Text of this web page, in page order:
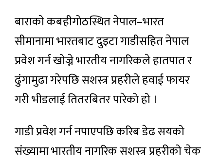
बाराको कबहीगोठस्थित नेपाल–भारत
सीमानामा भारतबाट दुइटा गाडीसहित नेपाल
प्रवेश गर्न खोज्ने भारतीय नागरिकले हातपात र
ढुंगामुढा गरेपछि सशस्त्र प्रहरीले हवाई फायर
गरी भीडलाई तितरबितर पारेको हो ।
गाडी प्रवेश गर्न नपाएपछि करिब डेढ सयको
संख्यामा भारतीय नागरिक सशस्त्र प्रहरीको चेक